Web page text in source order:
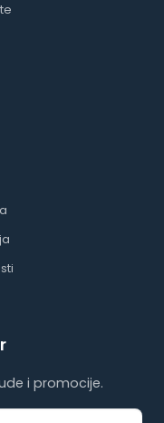
i promocije.